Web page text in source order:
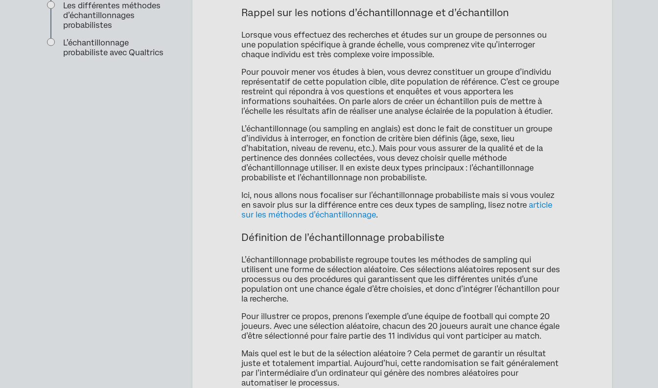
Les différentes méthodes
d’échantillonnages
probabilistes
L’échantillonnage
probabiliste avec Qualtrics
Rappel sur les notions d’échantillonnage et d’échantillon
Lorsque vous effectuez des recherches et études sur un groupe de personnes ou
une population spécifique à grande échelle, vous comprenez vite qu’interroger
chaque individu est très complexe voire impossible.
Pour pouvoir mener vos études à bien, vous devrez constituer un groupe d’individu
représentatif de cette population cible, dite population de référence. C’est ce groupe
restreint qui répondra à vos questions et enquêtes et vous apportera les
informations souhaitées. On parle alors de créer un échantillon puis de mettre à
l’échelle les résultats afin de réaliser une analyse éclairée de la population à étudier.
L’échantillonnage (ou sampling en anglais) est donc le fait de constituer un groupe
d’individus à interroger, en fonction de critère bien définis (âge, sexe, lieu
d’habitation, niveau de revenu, etc.). Mais pour vous assurer de la qualité et de la
pertinence des données collectées, vous devez choisir quelle méthode
d’échantillonnage utiliser. Il en existe deux types principaux : l’échantillonnage
probabiliste et l’échantillonnage non probabiliste.
Ici, nous allons nous focaliser sur l’échantillonnage probabiliste mais si vous voulez
en savoir plus sur la différence entre ces deux types de sampling, lisez notre article
sur les méthodes d’échantillonnage.
Définition de l’échantillonnage probabiliste
L’échantillonnage probabiliste regroupe toutes les méthodes de sampling qui
utilisent une forme de sélection aléatoire. Ces sélections aléatoires reposent sur des
processus ou des procédures qui garantissent que les différentes unités d’une
population ont une chance égale d’être choisies, et donc d’intégrer l’échantillon pour
la recherche.
Pour illustrer ce propos, prenons l’exemple d’une équipe de football qui compte 20
joueurs. Avec une sélection aléatoire, chacun des 20 joueurs aurait une chance égale
d’être sélectionné pour faire partie des 11 individus qui vont participer au match.
Mais quel est le but de la sélection aléatoire ? Cela permet de garantir un résultat
juste et totalement impartial. Aujourd’hui, cette randomisation se fait généralement
par l’intermédiaire d’un ordinateur qui génère des nombres aléatoires pour
automatiser le processus.